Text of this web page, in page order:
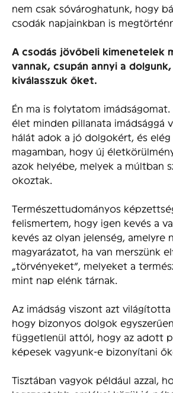
nem csak sóvároghatunk, hogy
csodák napjainkban is
A csodás jövőbeli kimenetelek
vannak, csupán annyi a
kiválasszuk őket.
Én ma is folytatom imádságomat.
élet minden pillanata imádsággá
hálát adok a jó dolgokért, és
magamban, hogy új
azok helyébe, melyek a múltban
okoztak.
Természettudományos
felismertem, hogy igen kevés a
kevés az olyan jelenség, amelyre
magyarázatot, ha van merszünk
„törvényeket”, melyeket a
mint nap elénk tárnak.
Az imádság viszont azt
hogy bizonyos dolgok
függetlenül attól, hogy az adott
képesek vagyunk-e bizonyítani
Tisztában vagyok például azzal,